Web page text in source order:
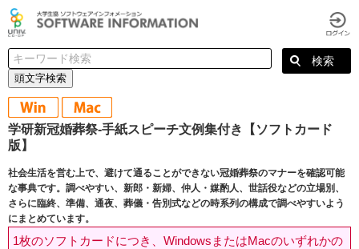
頭文字検索
学研新冠婚葬祭-手紙スピーチ文例集付き【ソフトカード
版】
社会生活を営む上で、避けて通ることができない冠婚葬祭のマナーを確認可能
な事典です。調べやすい、新郎・新婦、仲人・媒酌人、世話役などの立場別、
さらに臨終、準備、通夜、葬儀・告別式などの時系列の構成で調べやすいよう
にまとめています。
1枚のソフトカードにつき、WindowsまたはMacのいずれかの